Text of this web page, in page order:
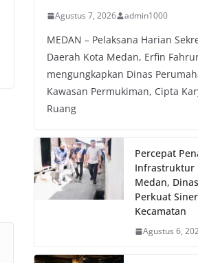
Agustus 7, 2026 admin1000
MEDAN – Pelaksana Harian
Daerah Kota Medan, Erfin
mengungkapkan Dinas
Kawasan Permukiman, Cipta
Ruang
Percepat
Infrastruktur
Medan,
Perkuat
Kecamatan
Agustus 6,